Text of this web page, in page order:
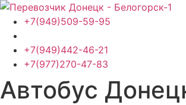
Перейти
содержимому
+7(949)509-59-95
+7(949)442-46-21
+7(977)270-47-83
Автобус